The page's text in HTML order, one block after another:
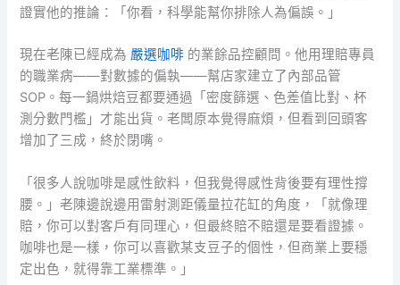
證實他的推論：「你看，科學能幫你排除人為偏誤。」
現在老陳已經成為 嚴選咖啡 的業餘品控顧問。他用理賠專員
的職業病——對數據的偏執——幫店家建立了內部品管
SOP。每一鍋烘焙豆都要通過「密度篩選、色差值比對、杯
測分數門檻」才能出貨。老闆原本覺得麻煩，但看到回頭客
增加了三成，終於閉嘴。
「很多人說咖啡是感性飲料，但我覺得感性背後要有理性撐
腰。」老陳邊說邊用雷射測距儀量拉花缸的角度，「就像理
賠，你可以對客戶有同理心，但最終賠不賠還是要看證據。
咖啡也是一樣，你可以喜歡某支豆子的個性，但商業上要穩
定出色，就得靠工業標準。」